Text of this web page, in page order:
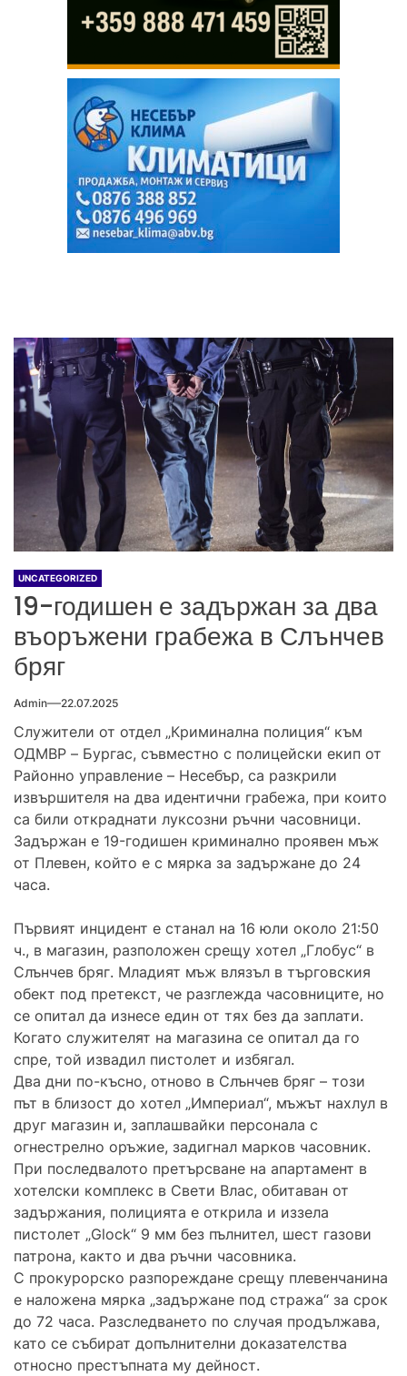
UNCATEGORIZED
19-годишен е задържан за два
въоръжени грабежа в Слънчев
бряг
Admin 22.07.2025
Служители от отдел „Криминална полиция“ към
ОДМВР – Бургас, съвместно с полицейски екип от
Районно управление – Несебър, са разкрили
извършителя на два идентични грабежа, при които
са били откраднати луксозни ръчни часовници.
Задържан е 19-годишен криминално проявен мъж
от Плевен, който е с мярка за задържане до 24
часа.
Първият инцидент е станал на 16 юли около 21:50
ч., в магазин, разположен срещу хотел „Глобус“ в
Слънчев бряг. Младият мъж влязъл в търговския
обект под претекст, че разглежда часовниците, но
се опитал да изнесе един от тях без да заплати.
Когато служителят на магазина се опитал да го
спре, той извадил пистолет и избягал.
Два дни по-късно, отново в Слънчев бряг – този
път в близост до хотел „Империал“, мъжът нахлул в
друг магазин и, заплашвайки персонала с
огнестрелно оръжие, задигнал марков часовник.
При последвалото претърсване на апартамент в
хотелски комплекс в Свети Влас, обитаван от
задържания, полицията е открила и иззела
пистолет „Glock“ 9 мм без пълнител, шест газови
патрона, както и два ръчни часовника.
С прокурорско разпореждане срещу плевенчанина
е наложена мярка „задържане под стража“ за срок
до 72 часа. Разследването по случая продължава,
като се събират допълнителни доказателства
относно престъпната му дейност.